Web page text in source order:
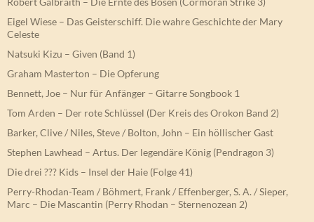
Eigel Wiese – Das Geisterschiff. Die wahre Geschichte der Mary
Celeste
Natsuki Kizu – Given (Band 1)
Graham Masterton – Die Opferung
Bennett, Joe – Nur für Anfänger – Gitarre Songbook 1
Tom Arden – Der rote Schlüssel (Der Kreis des Orokon Band 2)
Barker, Clive / Niles, Steve / Bolton, John – Ein höllischer Gast
Stephen Lawhead – Artus. Der legendäre König (Pendragon 3)
Die drei ??? Kids – Insel der Haie (Folge 41)
Perry-Rhodan-Team / Böhmert, Frank / Effenberger, S. A. / Sieper,
Marc – Die Mascantin (Perry Rhodan – Sternenozean 2)